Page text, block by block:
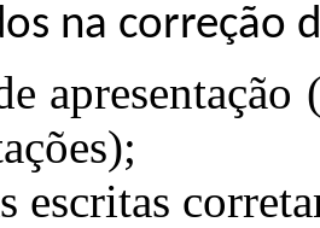
na correção
escritas